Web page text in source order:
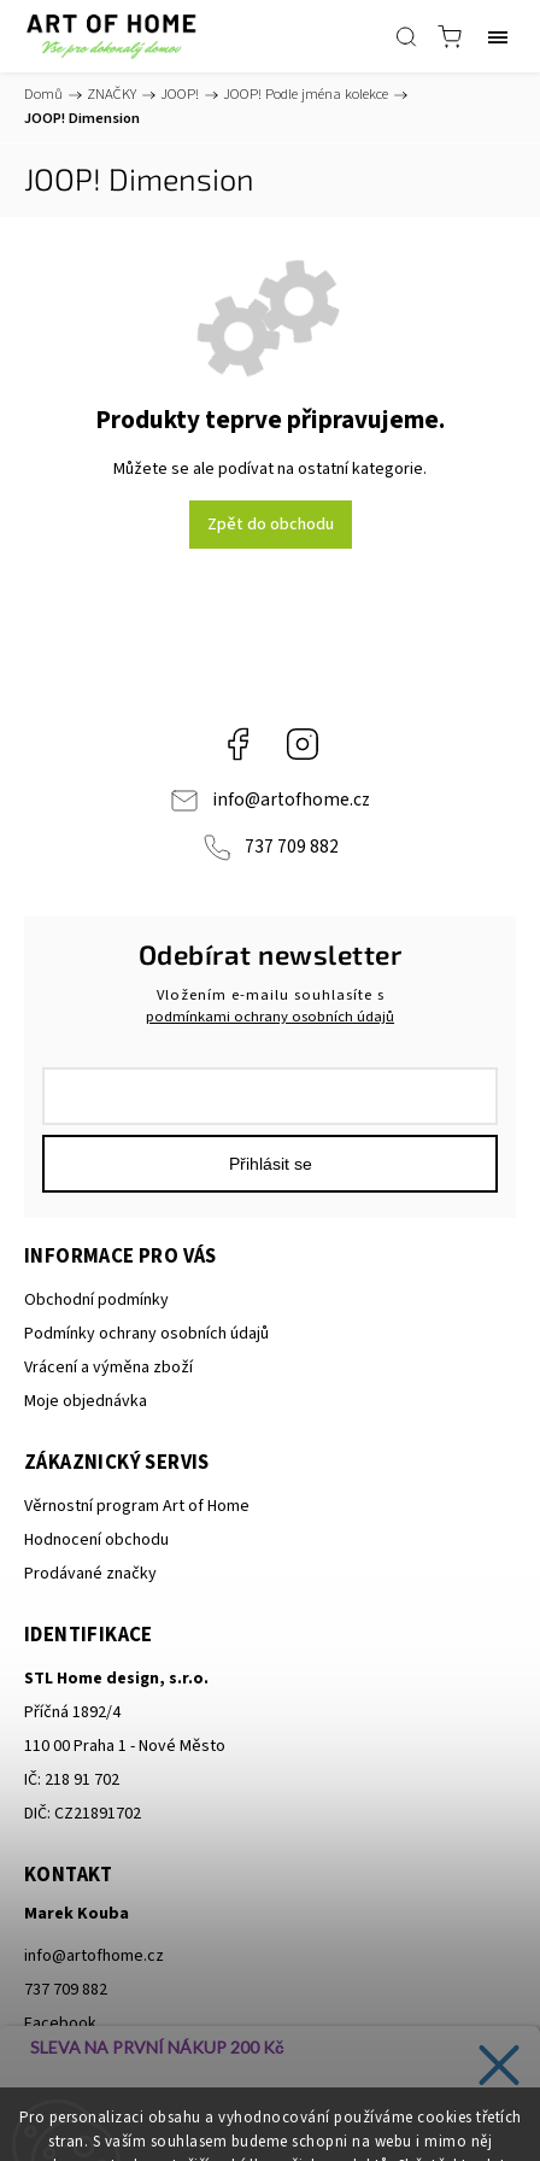
Pro personalizaci obsahu a vyhodnocování používáme cookies třetích
stran. S vaším souhlasem budeme schopni na webu i mimo něj
Domů / ZNAČKY / JOOP! / JOOP! Podle jména kolekce /
JOOP! Dimension
JOOP! Dimension
Produkty teprve připravujeme.
Můžete se ale podívat na ostatní kategorie.
Zpět do obchodu
Facebook
info@artofhome.cz
737 709 882
Odebírat newsletter
Vložením e-mailu souhlasíte s
podmínkami ochrany osobních údajů
Přihlásit se
INFORMACE PRO VÁS
Obchodní podmínky
Podmínky ochrany osobních údajů
Vrácení a výměna zboží
Moje objednávka
ZÁKAZNICKÝ SERVIS
Věrnostní program Art of Home
Hodnocení obchodu
Prodávané značky
IDENTIFIKACE
STL Home design, s.r.o.
Příčná 1892/4
110 00 Praha 1 - Nové Město
IČ: 218 91 702
DIČ: CZ21891702
KONTAKT
Marek Kouba
info@artofhome.cz
737 709 882
Facebook
Instagram
Moje objednávka - odstoupení od smlouvy
SLEVA NA PRVNÍ NÁKUP 200 Kč
slevách přímo do vaší schránky!